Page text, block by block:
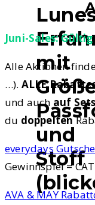
mit
und
Stoff
Juni-Sales:
Alle Aktionen
…). ALLE
und auch auf
du doppelten
everydays
Gewinnspiel =
AVA & MAY